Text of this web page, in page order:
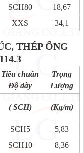
SCH80
18,67
XXS 34,1
THÉP ỐNG
Tiêu chuẩn
Độ dày
Trọng
Lượng
( SCH) (Kg/m)
SCH5
5,83
SCH10 8,36